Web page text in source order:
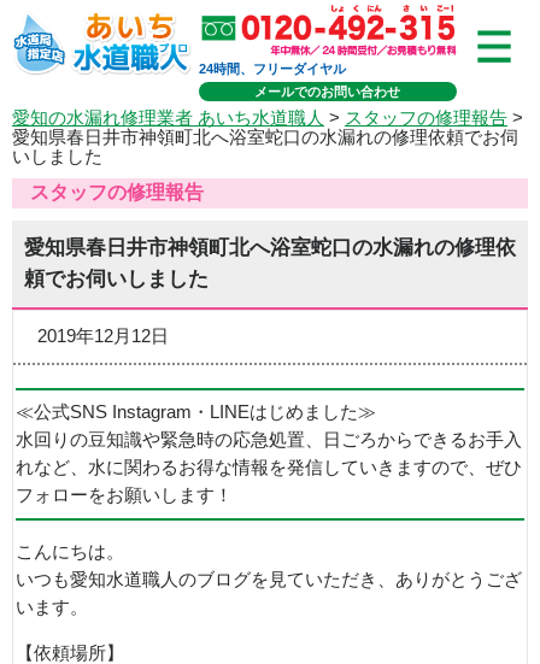
24時間、フリーダイヤル
メールでのお問い合わせ
愛知の水漏れ修理業者 あいち水道職人 > スタッフの修理報告 >
愛知県春日井市神領町北へ浴室蛇口の水漏れの修理依頼でお伺
いしました
スタッフの修理報告
愛知県春日井市神領町北へ浴室蛇口の水漏れの修理依
頼でお伺いしました
2019年12月12日
≪公式SNS Instagram・LINEはじめました≫
水回りの豆知識や緊急時の応急処置、日ごろからできるお手入
れなど、水に関わるお得な情報を発信していきますので、ぜひ
フォローをお願いします！
こんにちは。
いつも愛知水道職人のブログを見ていただき、ありがとうござ
います。
【依頼場所】